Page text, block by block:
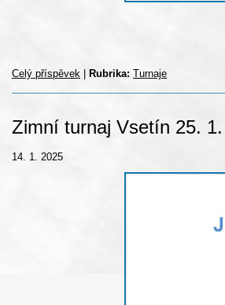
Celý příspěvek Rubrika: Turnaje
Zimní turnaj Vsetín 25.
14. 1. 2025